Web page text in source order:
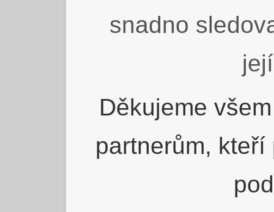
snadno
Děkujeme
partnerům,